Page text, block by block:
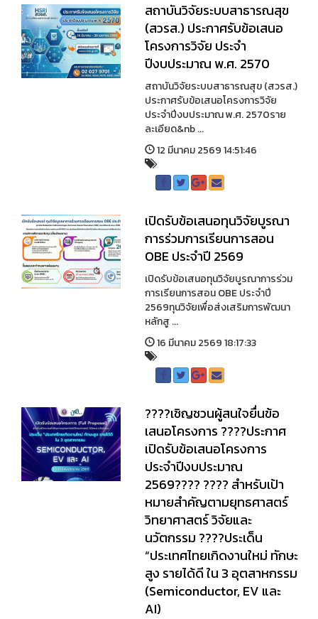
สถาบันวิจัยระบบสาธารณสุข
(สวรส.) ประกาศรับข้อเสนอ
โครงการวิจัย ประจำ
ปีงบประมาณ พ.ศ. 2570
สถาบันวิจัยระบบสาธารณสุข (สวรส.)
ประกาศรับข้อเสนอโครงการวิจัย
ประจำปีงบประมาณ พ.ศ. 2570ราย
ละเอียด&nb ...
12 มีนาคม 2569 14:51:46
เปิดรับข้อเสนอทุนวิจัยบูรณา
การร่วมการเรียนการสอน
OBE ประจำปี 2569
เปิดรับข้อเสนอทุนวิจัยบูรณาการร่วม
การเรียนการสอน OBE ประจำปี
2569ทุนวิจัยเพื่อส่งเสริมการพัฒนา
หลักสู ...
16 มีนาคม 2569 18:17:33
????เชิญชวนผู้สนใจยื่นข้อ
เสนอโครงการ ????ประกาศ
เปิดรับข้อเสนอโครงการ
ประจำปีงบประมาณ
2569???? ???? สำหรับเป้า
หมายสำคัญตามยุทธศาสตร์
วิทยาศาสตร์ วิจัยและ
นวัตกรรม ????ประเด็น
“ประเทศไทยเกิดงานใหม่ ทักษะ
สูง รายได้ดี ใน 3 อุตสาหกรรม
(Semiconductor, EV และ
AI)